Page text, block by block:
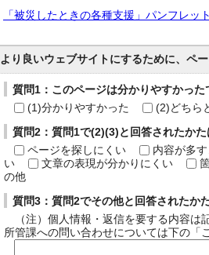
「被災したときの各種支援」パンフレッ
より良いウェブサイトにするために、ペ
質問1：このページは分かりやすかった
(1)分かりやすかった
(2)どちら
質問2：質問1で(2)(3)と回答されたか
ページを探しにくい
内容が多す
い
文章の表現が分かりにくい
の他
質問3：質問2でその他と回答されたか
（注）個人情報・返信を要する内容は
所管課への問い合わせについては下の「